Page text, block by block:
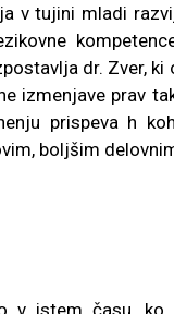
v tujini mladi
dr. Zver,
izmenjave prav
prispeva h
boljšim
v istem času,